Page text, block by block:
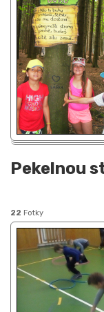
Pekelnou
22 Fotky